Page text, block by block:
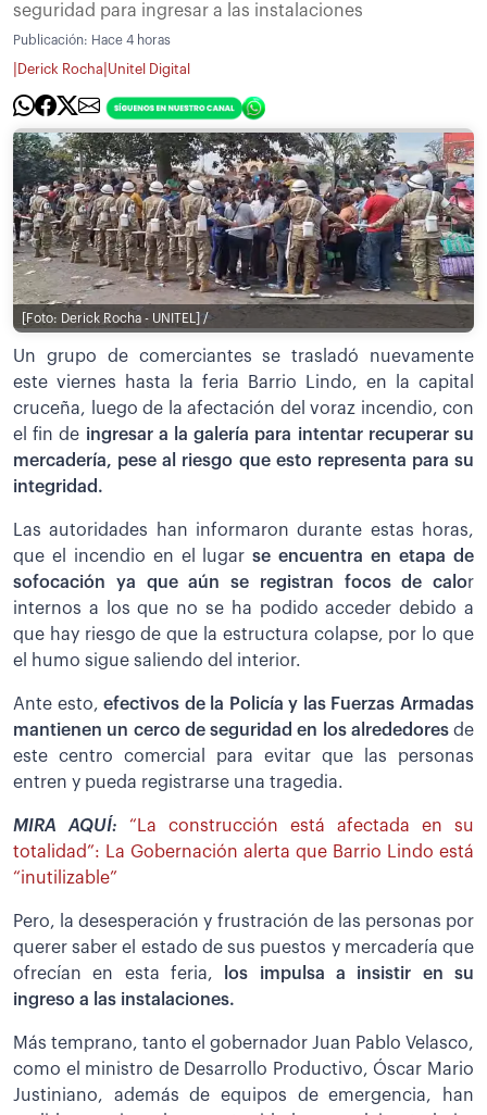
seguridad para ingresar a las instalaciones
Publicación: Hace 4 horas
Derick Rocha Unitel Digital
[Foto: Derick Rocha - UNITEL] /
Un grupo de comerciantes se trasladó nuevamente
este viernes hasta la feria Barrio Lindo, en la capital
cruceña, luego de la afectación del voraz incendio, con
el fin de ingresar a la galería para intentar recuperar su
mercadería, pese al riesgo que esto representa para su
integridad.
Las autoridades han informaron durante estas horas,
que el incendio en el lugar se encuentra en etapa de
sofocación ya que aún se registran focos de calor
internos a los que no se ha podido acceder debido a
que hay riesgo de que la estructura colapse, por lo que
el humo sigue saliendo del interior.
Ante esto,efectivos de la Policía y las Fuerzas Armadas
mantienen un cerco de seguridad en los alrededores de
este centro comercial para evitar que las personas
entren y pueda registrarse una tragedia.
MIRA AQUÍ: “La construcción está afectada en su
totalidad”: La Gobernación alerta que Barrio Lindo está
“inutilizable”
Pero, la desesperación y frustración de las personas por
querer saber el estado de sus puestos y mercadería que
ofrecían en esta feria,
los impulsa a insistir en su
ingreso a las instalaciones.
Más temprano, tanto el gobernador Juan Pablo Velasco,
como el ministro de Desarrollo Productivo, Óscar Mario
Justiniano, además de equipos de emergencia, han